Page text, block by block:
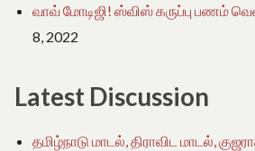
வாவ் மோடிஜி! ஸ்விஸ் கருப்பு பணம்
8, 2022
Latest Discussion
தமிழ்நாடு மாடல், திராவிட மாடல்,